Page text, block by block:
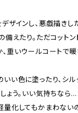
ザインし、悪戯描きし
えたり。ただコットン
重いウールコートで
い色に塗ったり、シル
ょう。いい気持ちなら…
化してもかまわないの